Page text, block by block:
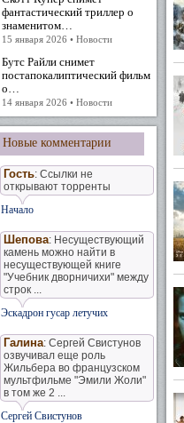
фантастический триллер о
знаменитом…
15 января 2026 • Новости
Бутс Райли снимет
постапокалиптический фильм
о…
14 января 2026 • Новости
Новые комментарии
Гость: Ссылки не
открывают торренты
Начало
Шепова: Несуществующий
камень можно найти в
несуществующей книге
"Учебник дворничихи" между
строк ...
Эскадрон гусар летучих
Галина: Сергей Свистунов
озвучивал еще роль
Жильбера во французском
мультфильме "Эмили Жоли"
в том же 2 ...
Сергей Свистунов